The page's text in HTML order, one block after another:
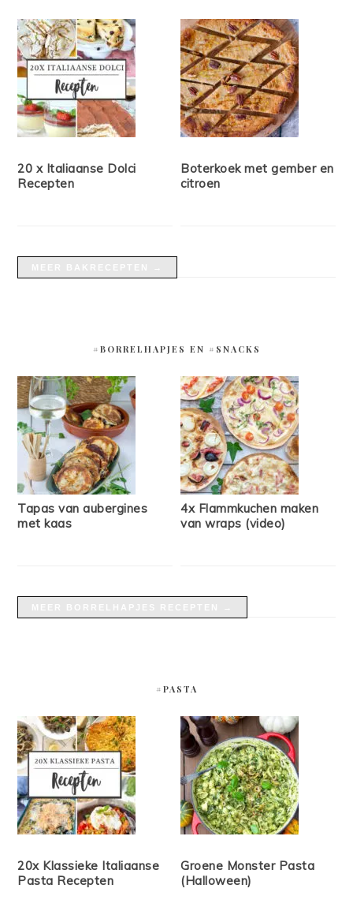
20 x Italiaanse Dolci
Recepten
Boterkoek met gember en
citroen
#BORRELHAPJES EN #SNACKS
Tapas van aubergines
met kaas
4x Flammkuchen maken
van wraps (video)
#PASTA
20x Klassieke Italiaanse
Pasta Recepten
Groene Monster Pasta
(Halloween)